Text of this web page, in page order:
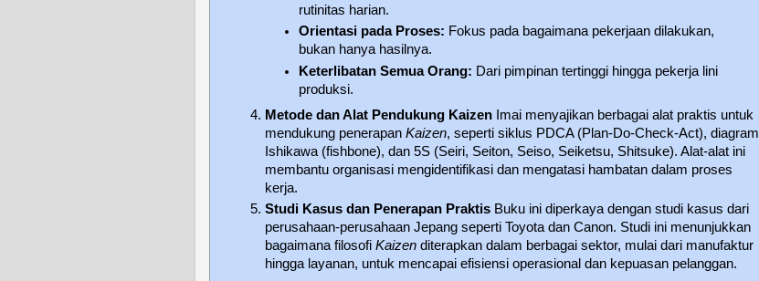
rutinitas harian.
Orientasi pada Proses: Fokus pada bagaimana pekerjaan dilakukan,
bukan hanya hasilnya.
Keterlibatan Semua Orang: Dari pimpinan tertinggi hingga pekerja lini
produksi.
Metode dan Alat Pendukung Kaizen Imai menyajikan berbagai alat praktis untuk
mendukung penerapan Kaizen, seperti siklus PDCA (Plan-Do-Check-Act), diagram
Ishikawa (fishbone), dan 5S (Seiri, Seiton, Seiso, Seiketsu, Shitsuke). Alat-alat ini
membantu organisasi mengidentifikasi dan mengatasi hambatan dalam proses
kerja.
Studi Kasus dan Penerapan Praktis Buku ini diperkaya dengan studi kasus dari
perusahaan-perusahaan Jepang seperti Toyota dan Canon. Studi ini menunjukkan
bagaimana filosofi Kaizen diterapkan dalam berbagai sektor, mulai dari manufaktur
hingga layanan, untuk mencapai efisiensi operasional dan kepuasan pelanggan.